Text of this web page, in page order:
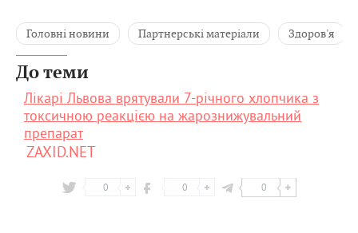
Головні новини Партнерські матеріали Здоров'я
До теми
Лікарі Львова врятували 7-річного хлопчика з
токсичною реакцією на жарознижувальний
препарат
ZAXID.NET
0 0 0